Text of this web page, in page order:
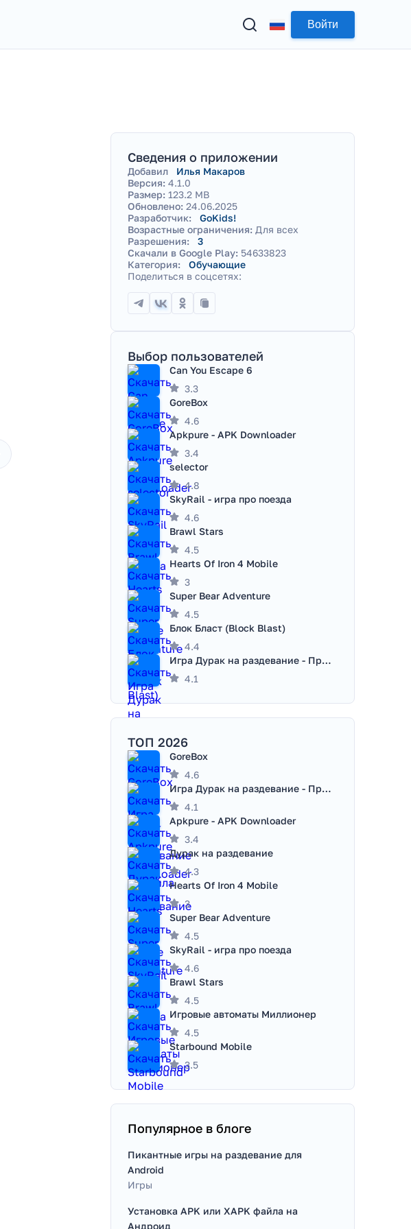
Войти
Сведения о приложении
Добавил
Илья Макаров
Версия: 4.1.0
Размер: 123.2 MB
Обновлено: 24.06.2025
Разработчик:
GoKids!
Возрастные ограничения: Для всех
Разрешения:
3
Скачали в Google Play: 54633823
Категория:
Обучающие
Поделиться в соцсетях:
Выбор пользователей
Can You Escape 6
3.3
GoreBox
4.6
Apkpure - APK Downloader
3.4
selector
4.8
SkyRail - игра про поезда
4.6
Brawl Stars
4.5
Hearts Of Iron 4 Mobile
3
Super Bear Adventure
4.5
Блок Бласт (Block Blast)
4.4
Игра Дурак на раздевание - Правила игры
4.1
ТОП 2026
GoreBox
4.6
Игра Дурак на раздевание - Правила игры
4.1
Apkpure - APK Downloader
3.4
Дурак на раздевание
4.3
Hearts Of Iron 4 Mobile
3
Super Bear Adventure
4.5
SkyRail - игра про поезда
4.6
Brawl Stars
4.5
Игровые автоматы Миллионер
4.5
Starbound Mobile
3.5
Популярное в блоге
Пикантные игры на раздевание для
Android
Игры
Установка APK или XAPK файла на
Андроид